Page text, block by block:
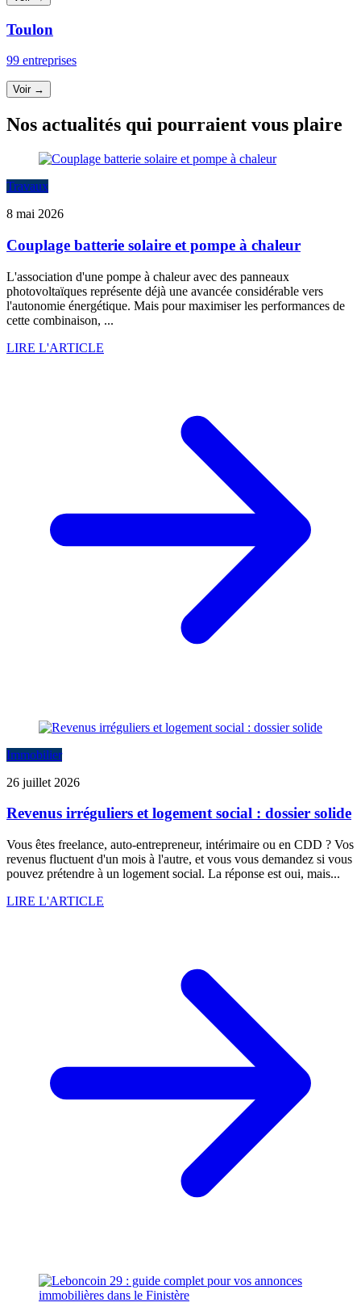
Toulon
99 entreprises
Voir →
Nos actualités qui pourraient vous plaire
Travaux
8 mai 2026
Couplage batterie solaire et pompe à chaleur
L'association d'une pompe à chaleur avec des panneaux
photovoltaïques représente déjà une avancée considérable vers
l'autonomie énergétique. Mais pour maximiser les performances de
cette combinaison, ...
LIRE L'ARTICLE
Immobilier
26 juillet 2026
Revenus irréguliers et logement social : dossier solide
Vous êtes freelance, auto-entrepreneur, intérimaire ou en CDD ? Vos
revenus fluctuent d'un mois à l'autre, et vous vous demandez si vous
pouvez prétendre à un logement social. La réponse est oui, mais...
LIRE L'ARTICLE